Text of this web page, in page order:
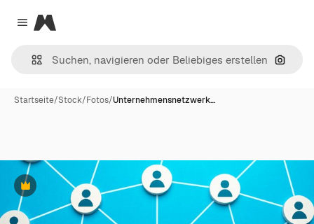
Close menu
Magnific
Nach
Startseite/Stock/Fotos/Unternehmensnetzwerk…
Premium